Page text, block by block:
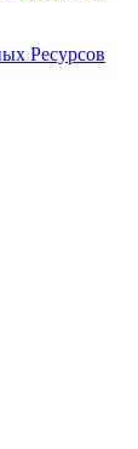
Ресурсов